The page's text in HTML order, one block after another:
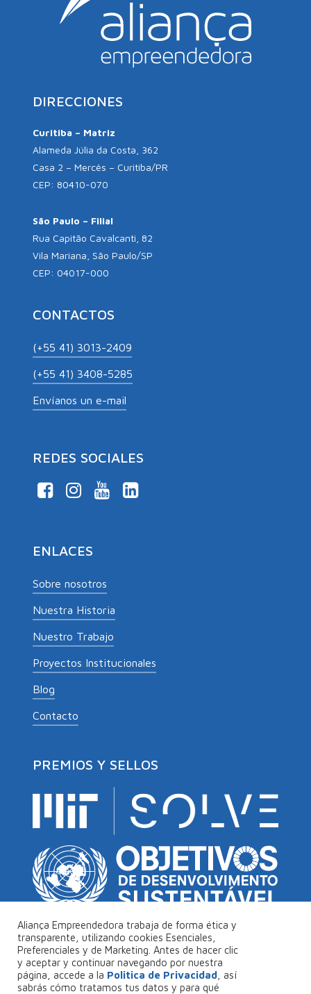
DIRECCIONES
Curitiba – Matriz
Alameda Júlia da Costa, 362
Casa 2 – Mercês – Curitiba/PR
CEP: 80410-070
São Paulo – Filial
Rua Capitão Cavalcanti, 82
Vila Mariana, São Paulo/SP
CEP: 04017-000
CONTACTOS
(+55 41) 3013-2409
(+55 41) 3408-5285
Envíanos un e-mail
REDES SOCIALES
ENLACES
Sobre nosotros
Nuestra Historia
Nuestro Trabajo
Proyectos Institucionales
Blog
Contacto
PREMIOS Y SELLOS
© Copyright 2026Aliança Empreendedora
Desarollado porCollabs.
Aliança Empreendedora trabaja de forma ética y
transparente, utilizando cookies Esenciales,
Preferenciales y de Marketing. Antes de hacer clic
y aceptar y continuar navegando por nuestra
página, accede a la Politica de Privacidad , así
sabrás cómo tratamos tus datos y para qué